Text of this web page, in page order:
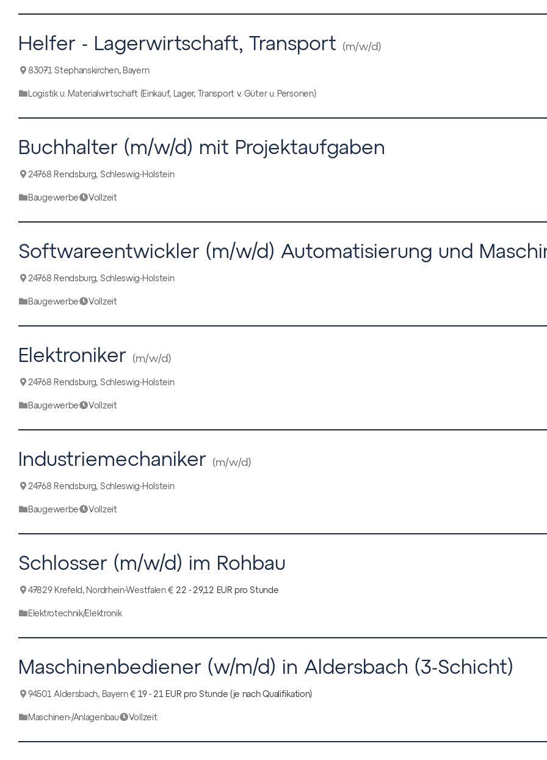
Helfer - Lagerwirtschaft, Transport (m/w/d)
83071 Stephanskirchen, Bayern
Logistik u. Materialwirtschaft (Einkauf, Lager, Transport v. Güter u. Personen)
Buchhalter (m/w/d) mit Projektaufgaben
24768 Rendsburg, Schleswig-Holstein
Baugewerbe Vollzeit
Softwareentwickler (m/w/d) Automatisierung und
24768 Rendsburg, Schleswig-Holstein
Baugewerbe Vollzeit
Elektroniker (m/w/d)
24768 Rendsburg, Schleswig-Holstein
Baugewerbe Vollzeit
Industriemechaniker (m/w/d)
24768 Rendsburg, Schleswig-Holstein
Baugewerbe Vollzeit
Schlosser (m/w/d) im Rohbau
47829 Krefeld, Nordrhein-Westfalen 22 - 29,12 EUR pro Stunde
Elektrotechnik/Elektronik
Maschinenbediener (w/m/d) in Aldersbach (3-Schicht)
94501 Aldersbach, Bayern 19 - 21 EUR pro Stunde (je nach Qualifikation)
Maschinen-/Anlagenbau Vollzeit